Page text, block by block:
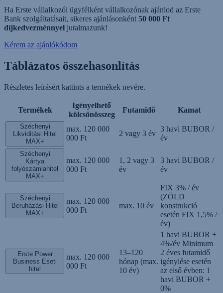
Ha Erste vállalkozói ügyfélként vállalkozónak ajánlod az Erste
Bank szolgáltatásait, sikeres ajánlásonként 50 000 Ft
díjkedvezménnyel jutalmazunk!
Kérem az ajánlókódom
Táblázatos összehasonlítás
Részletes leírásért kattints a termékek nevére.
Termékek
Igényelhető
kölcsönösszeg
Futamidő Kamat
Széchenyi
Likviditási Hitel
MAX+
max. 120 000
000 Ft
2 vagy 3 év
3 havi BUBOR /
év
Széchenyi
Kártya
folyószámlahitel
MAX+
max. 120 000
000 Ft
1, 2 vagy 3
év
3 havi BUBOR /
év
Széchenyi
Beruházási Hitel
MAX+
max. 120 000
000 Ft
max. 10 év
FIX 3% / év
(ZÖLD
konstrukció
esetén FIX 1,5% /
év)
Erste Power
Business Eseti
hitel
max. 120 000
000 Ft
13–120
hónap (max.
10 év)
1 havi BUBOR +
4%/év Minimum
2 éves futamidő
igénylése esetén
az első évben: 1
havi BUBOR +
0%